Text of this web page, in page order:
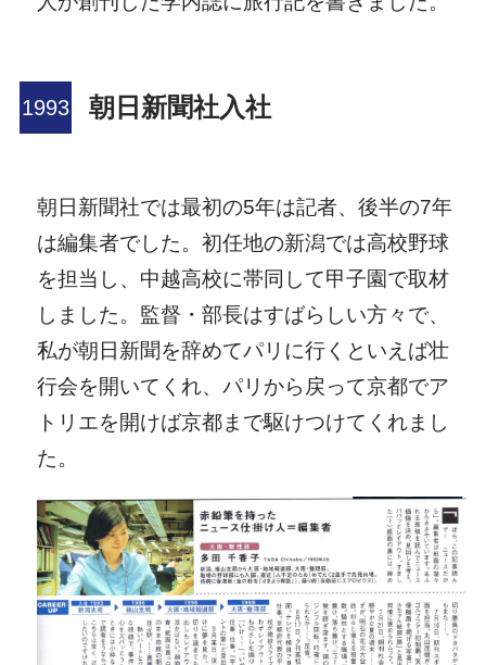
朝日新聞社入社
朝日新聞社では最初の5年は記者、後半の7年
は編集者でした。初任地の新潟では高校野球
を担当し、中越高校に帯同して甲子園で取材
しました。監督・部長はすばらしい方々で、
私が朝日新聞を辞めてパリに行くといえば壮
行会を開いてくれ、パリから戻って京都でア
トリエを開けば京都まで駆けつけてくれまし
た。